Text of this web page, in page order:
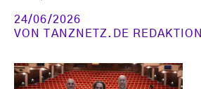
24/06/2026
VON
TANZNETZ.DE REDAKTION